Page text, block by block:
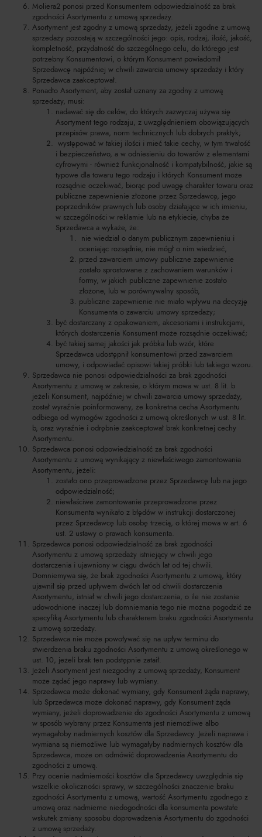
Moliera2 ponosi przed Konsumentem odpowiedzialność za brak
zgodności Asortymentu z umową sprzedaży.
Asortyment jest zgodny z umową sprzedaży, jeżeli zgodne z umową
sprzedaży pozostają w szczególności jego: opis, rodzaj, ilość, jakość,
kompletność, przydatność do szczególnego celu, do którego jest
potrzebny Konsumentowi, o którym Konsument powiadomił
Sprzedawcę najpóźniej w chwili zawarcia umowy sprzedaży i który
Sprzedawca zaakceptował.
Ponadto Asortyment, aby został uznany za zgodny z umową
sprzedaży, musi:
nadawać się do celów, do których zazwyczaj używa się
Asortyment tego rodzaju, z uwzględnieniem obowiązujących
przepisów prawa, norm technicznych lub dobrych praktyk;
występować w takiej ilości i mieć takie cechy, w tym trwałość
i bezpieczeństwo, a w odniesieniu do towarów z elementami
cyfrowymi - również funkcjonalność i kompatybilność, jakie są
typowe dla towaru tego rodzaju i których Konsument może
rozsądnie oczekiwać, biorąc pod uwagę charakter towaru oraz
publiczne zapewnienie złożone przez Sprzedawcę, jego
poprzedników prawnych lub osoby działające w ich imieniu,
w szczególności w reklamie lub na etykiecie, chyba że
Sprzedawca a wykaże, że:
nie wiedział o danym publicznym zapewnieniu i
oceniając rozsądnie, nie mógł o nim wiedzieć,
przed zawarciem umowy publiczne zapewnienie
zostało sprostowane z zachowaniem warunków i
formy, w jakich publiczne zapewnienie zostało
złożone, lub w porównywalny sposób,
publiczne zapewnienie nie miało wpływu na decyzję
Konsumenta o zawarciu umowy sprzedaży;
być dostarczany z opakowaniem, akcesoriami i instrukcjami,
których dostarczenia Konsument może rozsądnie oczekiwać;
być takiej samej jakości jak próbka lub wzór, które
Sprzedawca udostępnił konsumentowi przed zawarciem
umowy, i odpowiadać opisowi takiej próbki lub takiego wzoru.
Sprzedawca nie ponosi odpowiedzialności za brak zgodności
Asortymentu z umową w zakresie, o którym mowa w ust. 8 lit. b
jeżeli Konsument, najpóźniej w chwili zawarcia umowy sprzedaży,
został wyraźnie poinformowany, że konkretna cecha Asortymentu
odbiega od wymogów zgodności z umową określonych w ust. 8 lit.
b, oraz wyraźnie i odrębnie zaakceptował brak konkretnej cechy
Asortymentu.
Sprzedawca ponosi odpowiedzialność za brak zgodności
Asortymentu z umową wynikający z niewłaściwego zamontowania
Asortymentu, jeżeli:
zostało ono przeprowadzone przez Sprzedawcę lub na jego
odpowiedzialność;
niewłaściwe zamontowanie przeprowadzone przez
Konsumenta wynikało z błędów w instrukcji dostarczonej
przez Sprzedawcę lub osobę trzecią, o której mowa w art. 6
ust. 2 ustawy o prawach konsumenta.
Sprzedawca ponosi odpowiedzialność za brak zgodności
Asortymentu z umową sprzedaży istniejący w chwili jego
dostarczenia i ujawniony w ciągu dwóch lat od tej chwili.
Domniemywa się, że brak zgodności Asortymentu z umową, który
ujawnił się przed upływem dwóch lat od chwili dostarczenia
Asortymentu, istniał w chwili jego dostarczenia, o ile nie zostanie
udowodnione inaczej lub domniemania tego nie można pogodzić ze
specyfiką Asortymentu lub charakterem braku zgodności Asortymentu
z umową sprzedaży.
Sprzedawca nie może powoływać się na upływ terminu do
stwierdzenia braku zgodności Asortymentu z umową określonego w
ust. 10, jeżeli brak ten podstępnie zataił.
Jeżeli Asortyment jest niezgodny z umową sprzedaży, Konsument
może żądać jego naprawy lub wymiany.
Sprzedawca może dokonać wymiany, gdy Konsument żąda naprawy,
lub Sprzedawca może dokonać naprawy, gdy Konsument żąda
wymiany, jeżeli doprowadzenie do zgodności Asortymentu z umową
w sposób wybrany przez Konsumenta jest niemożliwe albo
wymagałoby nadmiernych kosztów dla Sprzedawcy. Jeżeli naprawa i
wymiana są niemożliwe lub wymagałyby nadmiernych kosztów dla
Sprzedawca, może on odmówić doprowadzenia Asortymentu do
zgodności z umową.
Przy ocenie nadmierności kosztów dla Sprzedawcy uwzględnia się
wszelkie okoliczności sprawy, w szczególności znaczenie braku
zgodności Asortymentu z umową, wartość Asortymentu zgodnego z
umową oraz nadmierne niedogodności dla konsumenta powstałe
wskutek zmiany sposobu doprowadzenia Asortymentu do zgodności
z umową sprzedaży.